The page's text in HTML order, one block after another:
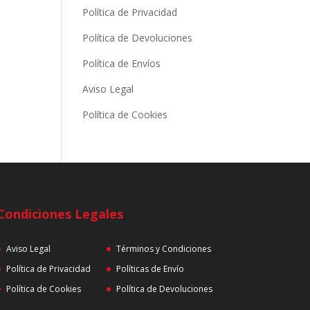
Política de Privacidad
Política de Devoluciones
Política de Envíos
Aviso Legal
Política de Cookies
Legales
Aviso Legal
Política de Privacidad
Política de Cookies
Términos y Condiciones
Políticas de Envío
Política de Devoluciones